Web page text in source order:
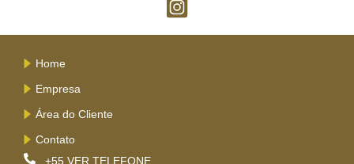
Home
Empresa
Área do Cliente
Contato
+55 VER TELEFONE